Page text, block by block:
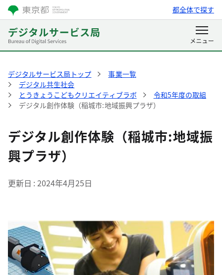
都全体で探す
デジタルサービス局トップ
事業一覧
デジタル共生社会
とうきょうこどもクリエイティブラボ
令和5年度の取組
デジタル創作体験（稲城市:地域振興プラザ）
デジタル創作体験（稲城市:地域振
興プラザ）
更新日 2024年4月25日